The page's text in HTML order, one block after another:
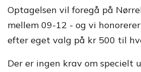
Optagelsen vil foregå på
mellem 09-12 - og vi
efter eget valg på kr 500 til
Der er ingen krav om specielt